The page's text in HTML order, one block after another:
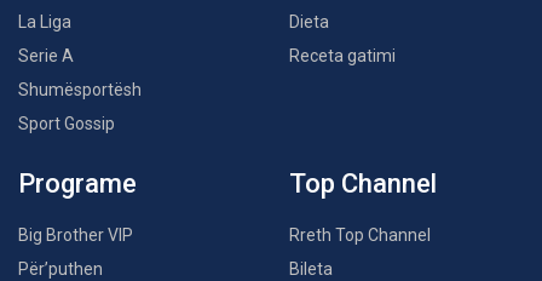
La Liga
Serie A
Shumësportësh
Sport Gossip
Dieta
Receta gatimi
Programe
Big Brother VIP
Për’puthen
Top Channel
Rreth Top Channel
Bileta